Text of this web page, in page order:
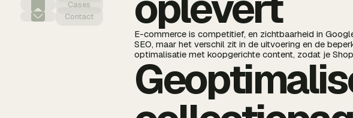
Cases
Contact
E-commerce is competitief, en zichtbaarheid in
SEO, maar het verschil zit in de uitvoering en de
optimalisatie met koopgerichte content, zodat je